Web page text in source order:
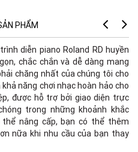
PHẨM
diễn piano Roland RD huyền
chắc chắn và dễ dàng mang
chăng nhất của chúng tôi cho
năng chơi nhạc hoàn hảo cho
được hỗ trợ bởi giao diện trực
trong những khoảnh khắc
nâng cấp, bạn có thể thêm
nữa khi nhu cầu của bạn thay